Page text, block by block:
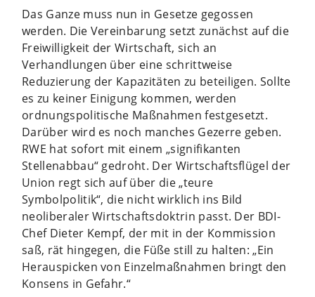
Das Ganze muss nun in Gesetze gegossen
werden. Die Vereinbarung setzt zunächst auf die
Freiwilligkeit der Wirtschaft, sich an
Verhandlungen über eine schrittweise
Reduzierung der Kapazitäten zu beteiligen. Sollte
es zu keiner Einigung kommen, werden
ordnungspolitische Maßnahmen festgesetzt.
Darüber wird es noch manches Gezerre geben.
RWE hat sofort mit einem „signifikanten
Stellenabbau“ gedroht. Der Wirtschaftsflügel der
Union regt sich auf über die „teure
Symbolpolitik“, die nicht wirklich ins Bild
neoliberaler Wirtschaftsdoktrin passt. Der BDI-
Chef Dieter Kempf, der mit in der Kommission
saß, rät hingegen, die Füße still zu halten: „Ein
Herauspicken von Einzelmaßnahmen bringt den
Konsens in Gefahr.“